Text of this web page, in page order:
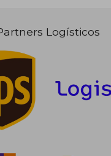
Logísticos